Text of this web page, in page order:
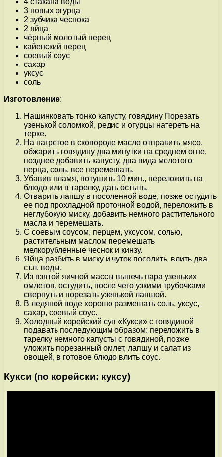
3 новых огурца
2 зубчика чеснока
2 яйца
чёрный молотый перец
кайенский перец
соевый соус
сахар
уксус
соль
Изготовление:
Нашинковать тонко капусту, говядину Порезать
узенькой соломкой, редис и огурцы натереть на
терке.
На нагретое в сковороде масло отправить мясо,
обжарить говядину два минутки на среднем огне,
позднее добавить капусту, два вида молотого
перца, соль, все перемешать.
Убавив пламя, потушить 10 мин., переложить на
блюдо или в тарелку, дать остыть.
Отварить лапшу в посоленной воде, позже остудить
ее под прохладной проточной водой, переложить в
неглубокую миску, добавить немного растительного
масла и перемешать.
С соевым соусом, перцем, уксусом, солью,
растительным маслом перемешать
мелкорубленные чеснок и кинзу.
Яйца разбить в миску и чуток посолить, влить два
ст.л. воды.
Из взятой яичной массы выпечь пара узеньких
омлетов, остудить, после чего узкими трубочками
свернуть и порезать узенькой лапшой.
В ледяной воде хорошо размешать соль, уксус,
сахар, соевый соус.
Холодный корейский суп «Кукси» с говядиной
подавать последующим образом: переложить в
тарелку немного капусты с говядиной, позже
уложить порезанный омлет, лапшу и салат из
овощей, в готовое блюдо влить соус.
Кукси (по корейски: куксу)